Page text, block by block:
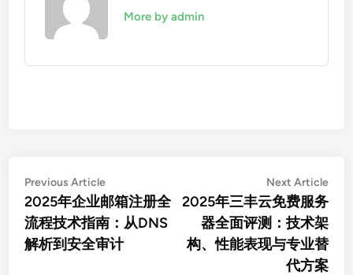
More by admin
文
章
导
航
Previous ArticlePrevious
article:
2025年企业邮箱注册全
流程技术指南：从DNS
解析到安全审计
Next Article
2025年三丰云免费服务
器全面评测：技术架
构、性能表现与专业替
代方案